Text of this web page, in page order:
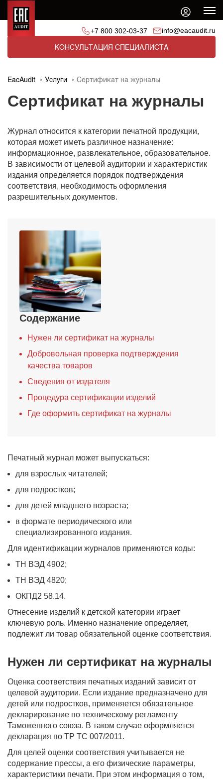
+7 800 302-03-37 info@eacaudit.ru
КОНСУЛЬТАЦИЯ СПЕЦИАЛИСТА
EacAudit Услуги Сертификат на журналы
Сертификат на журналы
Журнал относится к категории печатной продукции,
которая может иметь различное назначение:
информационное, развлекательное, образовательное.
В зависимости от целевой аудитории и характеристик
издания определяется порядок подтверждения
соответствия, необходимость оформления
разрешительных документов.
Содержание
Нужен ли сертификат на журналы
Добровольная проверка подтверждения
качества товаров
Сведения от издателя
Процедура сертификации изделий
Где оформить сертификат на журналы
Печатный журнал может выпускаться:
для взрослых читателей;
для подростков;
для детей младшего возраста;
в формате периодического или
специализированного издания.
Для идентификации журналов применяются коды:
ТН ВЭД 4902;
ТН ВЭД 4820;
ОКПД2 58.14.
Отнесение изделий к детской категории играет
ключевую роль. Именно назначение определяет,
подлежит ли товар обязательной оценке соответствия.
Нужен ли сертификат на журналы
Оценка соответствия печатных изданий зависит от
целевой аудитории. Если издание предназначено для
детей или подростков, применяется обязательное
декларирование по техническому регламенту
Таможенного союза. В таком случае оформляется
декларация по ТР ТС 007/2011.
Для целей оценки соответствия учитывается не
содержание прессы, а его физические параметры,
характеристики печати. При этом информация о том,